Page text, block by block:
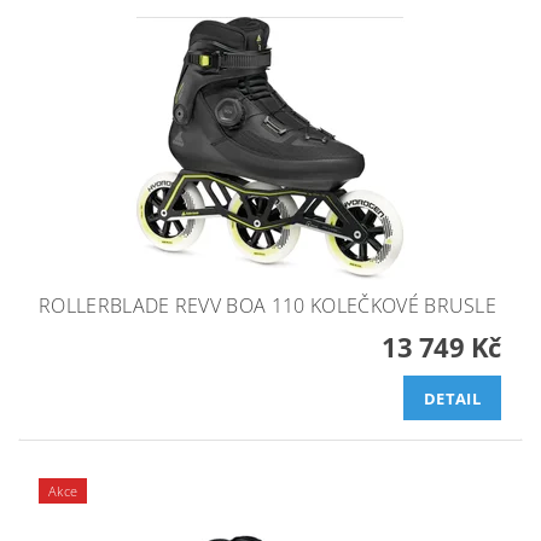
ROLLERBLADE REVV BOA 110 KOLEČKOVÉ BRUSLE
13 749 Kč
DETAIL
Akce